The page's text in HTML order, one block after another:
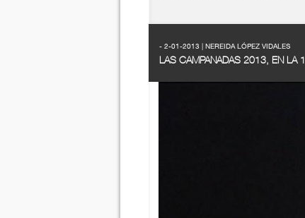
- 2-01-2013 | NEREIDA LÓPEZ VIDALES
LAS CAMPANADAS 2013, EN LA 1